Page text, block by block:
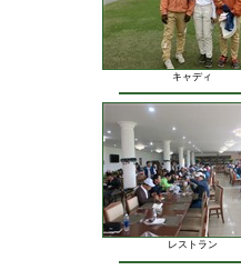
キャディ
レストラン